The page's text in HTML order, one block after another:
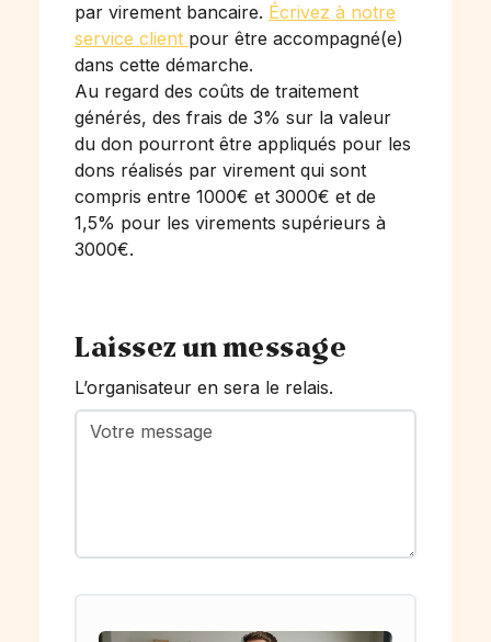
par virement bancaire. Écrivez à notre
service client pour être accompagné(e)
dans cette démarche.
Au regard des coûts de traitement
générés, des frais de 3% sur la valeur
du don pourront être appliqués pour les
dons réalisés par virement qui sont
compris entre 1000€ et 3000€ et de
1,5% pour les virements supérieurs à
3000€.
Laissez un message
L’organisateur en sera le relais.